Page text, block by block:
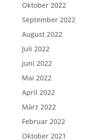
Oktober 2022
September 2022
August 2022
Juli 2022
Juni 2022
Mai 2022
April 2022
März 2022
Februar 2022
Oktober 2021